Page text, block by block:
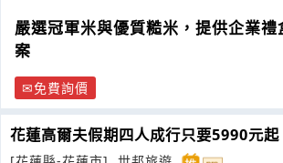
嚴選冠軍米與優質糙米，提供企業
案
免費詢價
花蓮高爾夫假期四人成行只要5990元起